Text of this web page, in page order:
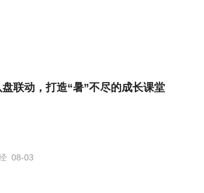
联动，打造“暑”不尽的成长课堂
08-03